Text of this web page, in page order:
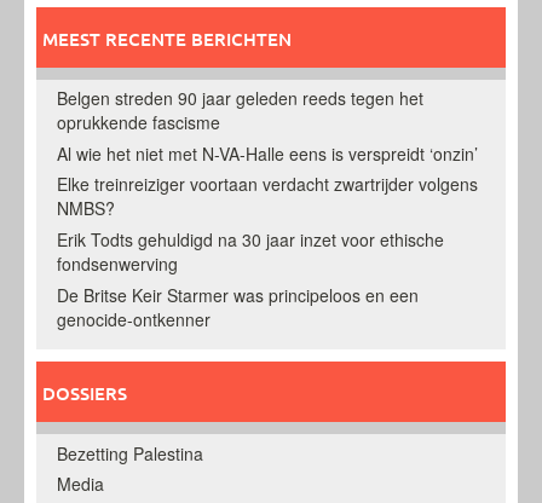
MEEST RECENTE BERICHTEN
Belgen streden 90 jaar geleden reeds tegen het
oprukkende fascisme
Al wie het niet met N-VA-Halle eens is verspreidt ‘onzin’
Elke treinreiziger voortaan verdacht zwartrijder volgens
NMBS?
Erik Todts gehuldigd na 30 jaar inzet voor ethische
fondsenwerving
De Britse Keir Starmer was principeloos en een
genocide-ontkenner
DOSSIERS
Bezetting Palestina
Media